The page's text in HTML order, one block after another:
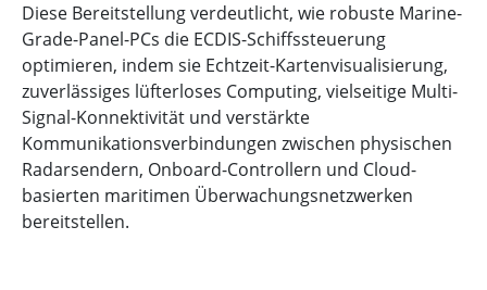
Diese Bereitstellung verdeutlicht, wie robuste Marine-
Grade-Panel-PCs die ECDIS-Schiffssteuerung
optimieren, indem sie Echtzeit-Kartenvisualisierung,
zuverlässiges lüfterloses Computing, vielseitige Multi-
Signal-Konnektivität und verstärkte
Kommunikationsverbindungen zwischen physischen
Radarsendern, Onboard-Controllern und Cloud-
basierten maritimen Überwachungsnetzwerken
bereitstellen.